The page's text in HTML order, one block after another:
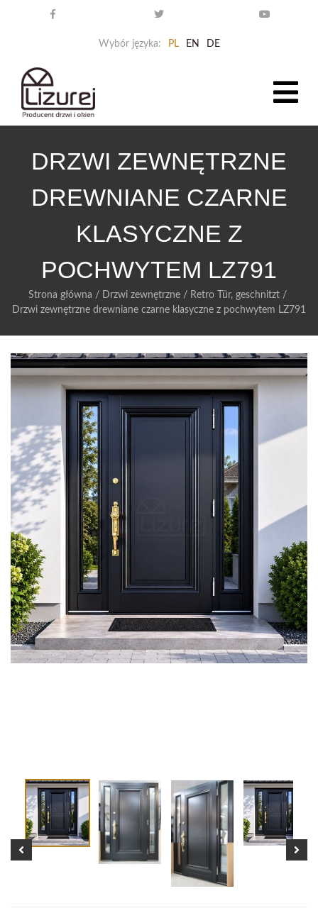
Wybór języka: PL EN DE
DRZWI ZEWNĘTRZNE
DREWNIANE CZARNE
KLASYCZNE Z
POCHWYTEM LZ791
Strona główna / Drzwi zewnętrzne / Retro Tür, geschnitzt /
Drzwi zewnętrzne drewniane czarne klasyczne z pochwytem LZ791